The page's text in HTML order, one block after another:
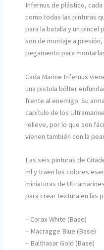
Infernus de plástico,
como todas las pinturas
para la batalla y un pincel
son de montaje a
pegamento para
Cada Marine Infernus
una pistola bólter
frente al enemigo. Su
capítulo de los
relieve, por lo que son
vienen también con la
Las seis pinturas de
ml y traen los colores
miniaturas de
para crear textura en las
– Corax White (Base)
– Macragge Blue (Base)
– Balthasar Gold (Base)